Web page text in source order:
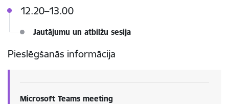
12.20–13.00
Jautājumu un atbilžu sesija
Pieslēgšanās informācija
Microsoft Teams meeting